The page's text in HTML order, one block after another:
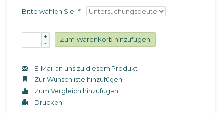
Bitte wählen Sie: *
+
-
Zum Warenkorb hinzufügen
E-Mail an uns zu diesem Produkt
Zur Wunschliste hinzufügen
Zum Vergleich hinzufügen
Drucken